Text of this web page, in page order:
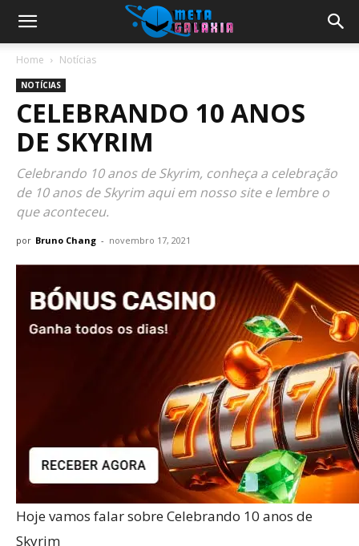
Home Notícias
NOTÍCIAS
CELEBRANDO 10 ANOS
DE SKYRIM
Celebrando 10 anos de Skyrim, conheça a celebração
de 10 anos de Skyrim aqui em nosso site e lembre o
que aconteceu.
por Bruno Chang - novembro 17, 2021
Hoje vamos falar sobre Celebrando 10 anos de
Skyrim